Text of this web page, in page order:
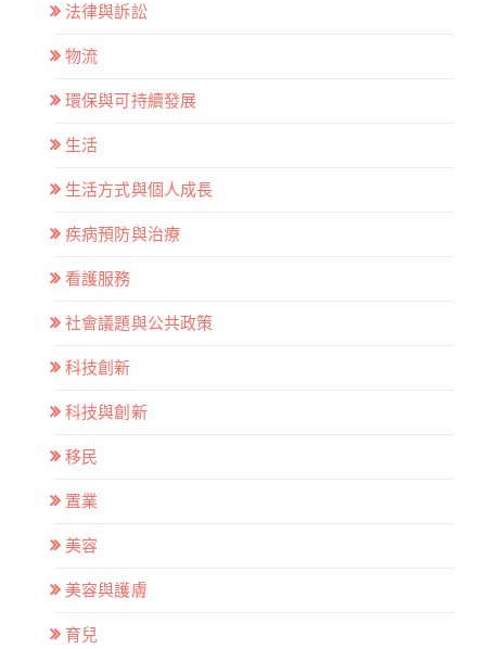
法律與訴訟
物流
環保與可持續發展
生活
生活方式與個人成長
疾病預防與治療
看護服務
社會議題與公共政策
科技創新
科技與創新
移民
置業
美容
美容與護膚
育兒